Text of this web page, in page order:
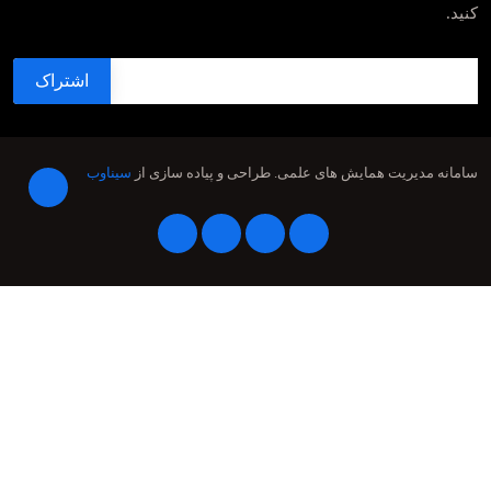
کنید.
سامانه مدیریت همایش های علمی. طراحی و پیاده سازی از سیناوب